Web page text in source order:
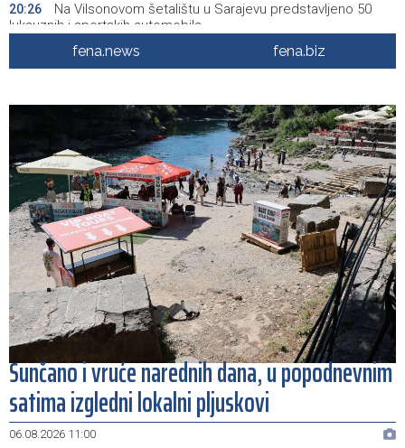
20:26
Na Vilsonovom šetalištu u Sarajevu predstavljeno 50
luksuznih i sportskih automobila
Announcement of events for Friday, 7 August 2026
Novi Travnik receives first direct EU funding for UNESCO
heritage project
19:33
Crishock: OHR maintains an open dialogue with all
political stakeholders in BiH
19:32
Velika nagrada Britanije ostaje u MotoGP kalendaru do
2028. godine
19:29
Španska krajnja ljevica i desnica ujedinjene protiv
Maroka kao suorganizatora SP 2030.
fena.news fena.biz
Sunčano i vruće narednih dana, u popodnevnim
satima izgledni lokalni pljuskovi
06.08.2026 11:00